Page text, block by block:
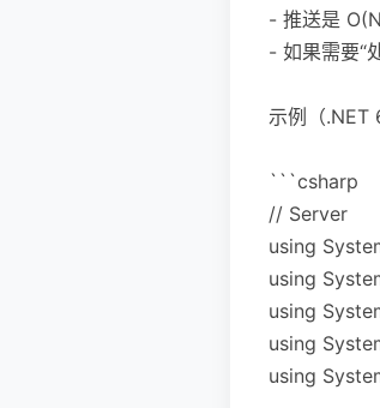
- 推送是
- 如果需要“
示例（.NET
```csharp
// Server
using
using
using
using
using